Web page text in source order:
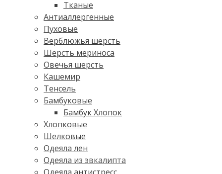
Тканые
Антиаллергенные
Пуховые
Верблюжья шерсть
Шерсть мериноса
Овечья шерсть
Кашемир
Тенсель
Бамбуковые
Бамбук Хлопок
Хлопковые
Шелковые
Одеяла лен
Одеяла из эвкалипта